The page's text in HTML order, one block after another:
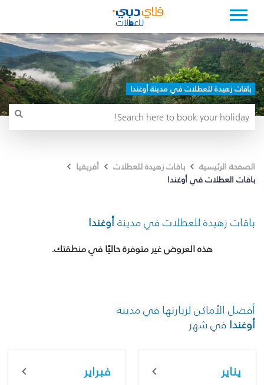
باقات زهيدة للعطلات في مدينة أوغندا
الصفحة الرئيسية باقات زهيدة للعطلات
أفريقيا
باقات العطلات في أوغندا
باقات زهيدة للعطلات في مدينةأوغندا
هذه العروض غير متوفرة حاليًا في منطقتك.
أفضل الأماكن لزيارتها في مدينة
أوغندا في شهر
يناير فبراير